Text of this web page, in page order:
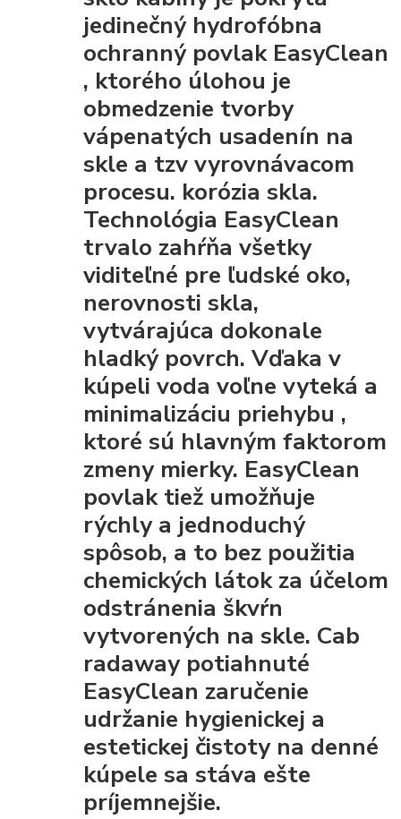
jedinečný hydrofóbna
ochranný povlak EasyClean
, ktorého úlohou je
obmedzenie tvorby
vápenatých usadenín na
skle a tzv vyrovnávacom
procesu. korózia skla.
Technológia EasyClean
trvalo zahŕňa všetky
viditeľné pre ľudské oko,
nerovnosti skla,
vytvárajúca dokonale
hladký povrch. Vďakav
kúpeli voda voľne vyteká a
minimalizáciu priehybu ,
ktoré sú hlavným faktorom
zmeny mierky. EasyClean
povlak tiež umožňuje
rýchly a jednoduchý
spôsob, a to bez použitia
chemických látok za účelom
odstránenia škvŕn
vytvorených na skle. Cab
radaway potiahnuté
EasyClean zaručenie
udržanie hygienickej a
estetickej čistoty na denné
kúpele sa stáva ešte
príjemnejšie.